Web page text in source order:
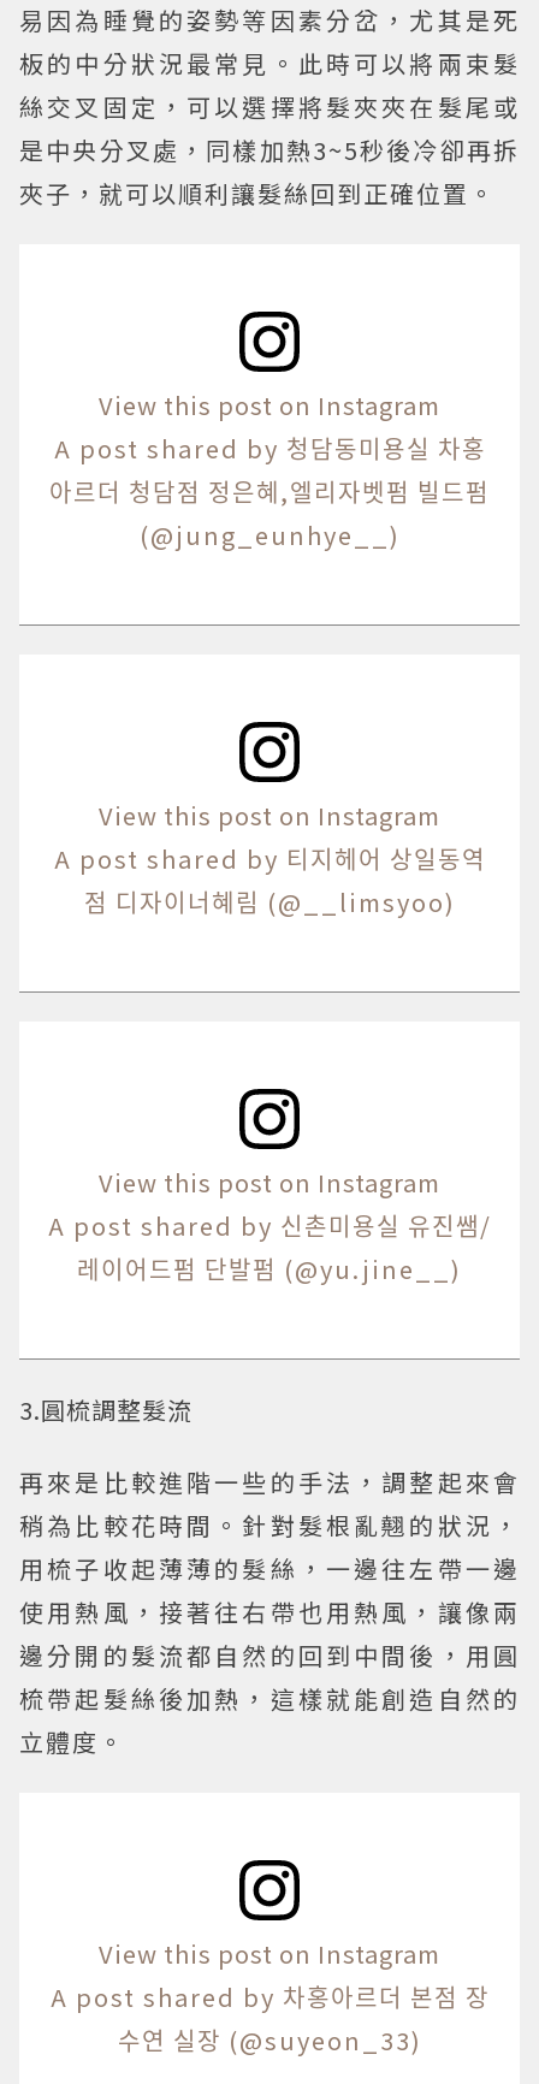
易因為睡覺的姿勢等因素分岔，尤其是死
板的中分狀況最常見。此時可以將兩束髮
絲交叉固定，可以選擇將髮夾夾在髮尾或
是中央分叉處，同樣加熱3~5秒後冷卻再拆
夾子，就可以順利讓髮絲回到正確位置。
View this post on Instagram
A post shared by 청담동미용실 차홍
아르더 청담점 정은혜,엘리자벳펌 빌드펌
(@jung_eunhye__)
View this post on Instagram
A post shared by 티지헤어 상일동역
점 디자이너혜림 (@__limsyoo)
View this post on Instagram
A post shared by 신촌미용실 유진쌤/
레이어드펌 단발펌 (@yu.jine__)
3.圓梳調整髮流
再來是比較進階一些的手法，調整起來會
稍為比較花時間。針對髮根亂翹的狀況，
用梳子收起薄薄的髮絲，一邊往左帶一邊
使用熱風，接著往右帶也用熱風，讓像兩
邊分開的髮流都自然的回到中間後，用圓
梳帶起髮絲後加熱，這樣就能創造自然的
立體度。
View this post on Instagram
A post shared by 차홍아르더 본점 장
수연 실장 (@suyeon_33)